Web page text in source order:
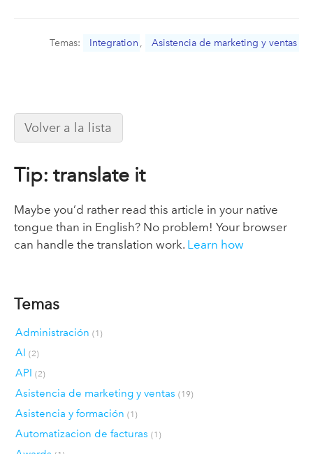
Temas: Integration , Asistencia de marketing y ventas
Volver a la lista
Tip: translate it
Maybe you’d rather read this article in your native
tongue than in English? No problem! Your browser
can handle the translation work. Learn how
Temas
Administración (1)
AI (2)
API (2)
Asistencia de marketing y ventas (19)
Asistencia y formación (1)
Automatizacion de facturas (1)